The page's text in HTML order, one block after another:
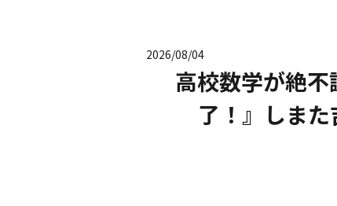
2026/08/04
高校数学が絶
了！』しまた